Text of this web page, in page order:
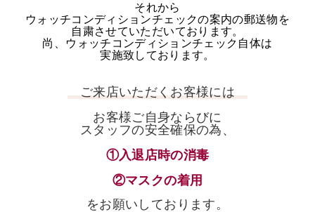
それから
ウォッチコンディションチェックの案内の郵送物を
自粛させていただいております。
尚、ウォッチコンディションチェック自体は
実施致しております。
ご来店いただくお客様には
お客様ご自身ならびに
スタッフの安全確保の為、
①入退店時の消毒
②マスクの着用
をお願いしております。